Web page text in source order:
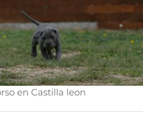
en Castilla leon